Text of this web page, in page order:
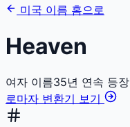
미국 이름 홈으로
Heaven
여자 이름35년 연속 등장
로마자 변환기 보기